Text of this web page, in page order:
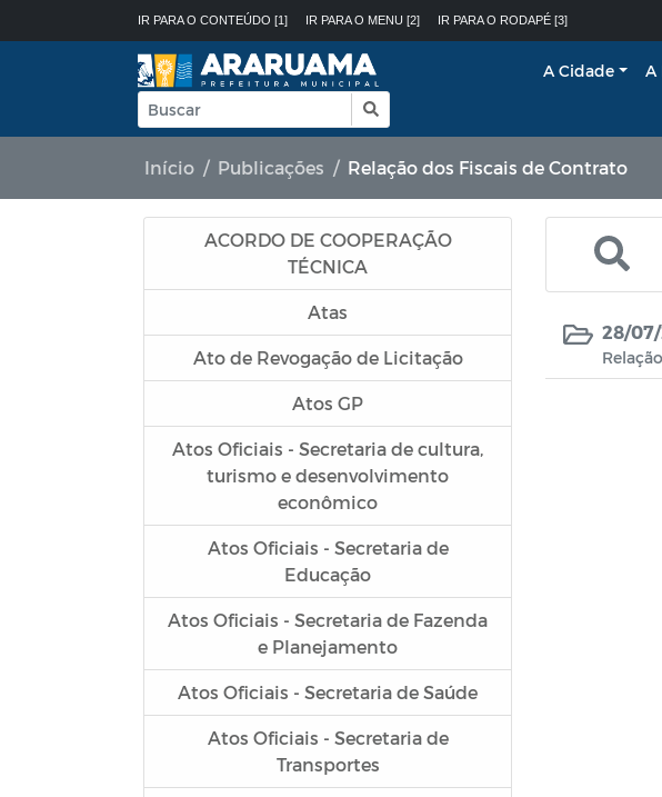
IR PARA O CONTEÚDO [1] IR PARA O MENU [2] IR PARA O RODAPÉ [3]
A Cidade A
Início Publicações Relação dos Fiscais de Contrato
ACORDO DE COOPERAÇÃO
TÉCNICA
Atas
Ato de Revogação de Licitação
Atos GP
Atos Oficiais - Secretaria de cultura,
turismo e desenvolvimento
econômico
Atos Oficiais - Secretaria de
Educação
Atos Oficiais - Secretaria de Fazenda
e Planejamento
Atos Oficiais - Secretaria de Saúde
Atos Oficiais - Secretaria de
Transportes
28/